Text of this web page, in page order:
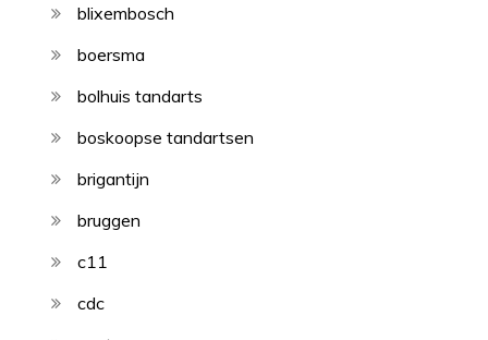
blixembosch
boersma
bolhuis tandarts
boskoopse tandartsen
brigantijn
bruggen
c11
cdc